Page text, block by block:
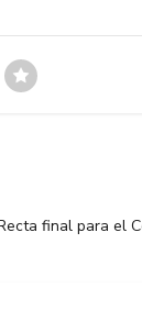
final para el